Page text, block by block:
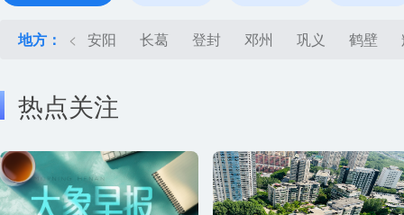
地方： < 安阳 长葛 登封 邓州 巩义 鹤壁
热点关注